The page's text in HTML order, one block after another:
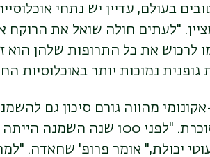
בעולם, עדיין יש נתחי
"לעתים חולה שואל את הרוקח
לרכוש את כל התרופות שלהן הוא
גופנית נמוכות יותר באוכלוסיות
מהווה גורם סיכון גם
להתפתחות סוכרת. "לפני
יכולת," אומר פרופ' שחאדה.